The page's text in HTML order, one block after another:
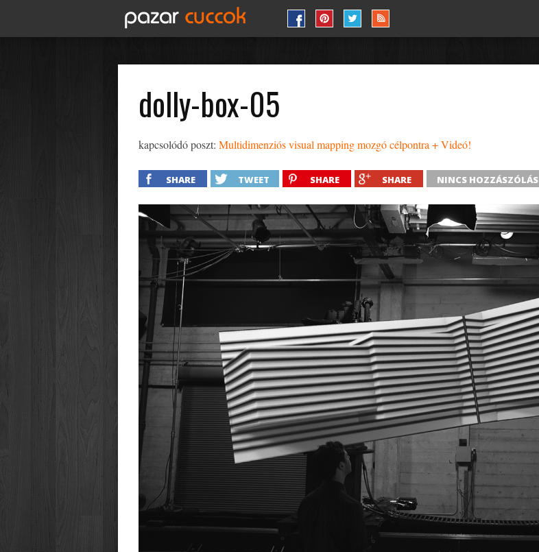
dolly-box-05
kapcsolódó poszt:Multidimenziós visual mapping mozgó célpontra + Videó!
SHARE TWEET SHARE SHARE NINCS HOZZÁSZÓLÁS